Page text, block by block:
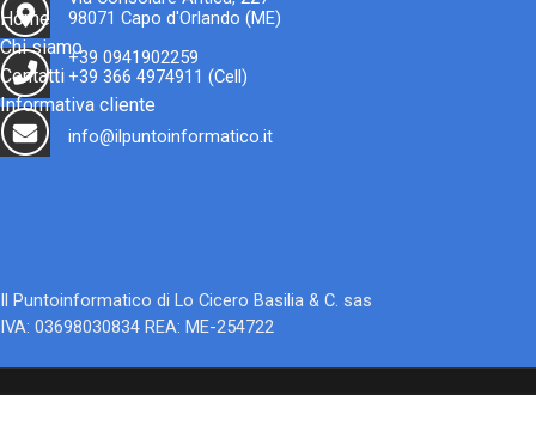
Home
Chi siamo
Contatti
Informativa cliente
98071 Capo d'Orlando (ME)
+39 0941902259
+39 366 4974911 (Cell)
info@ilpuntoinformatico.it
Il Puntoinformatico di Lo Cicero Basilia & C. sas
IVA: 03698030834 REA: ME-254722